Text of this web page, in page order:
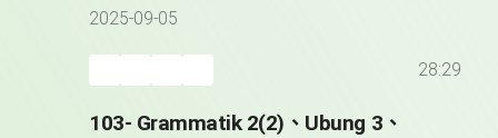
2025-09-05
28:29
103- Grammatik 2(2)、Ubung 3、